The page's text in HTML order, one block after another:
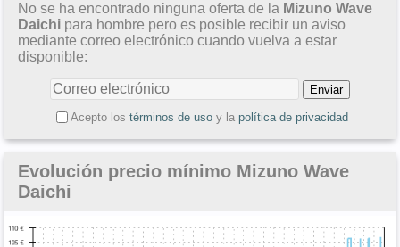
No se ha encontrado ninguna oferta de la Mizuno Wave
Daichi para hombre pero es posible recibir un aviso
mediante correo electrónico cuando vuelva a estar
disponible:
Acepto los términos de usoy la política de privacidad
Evolución precio mínimo Mizuno Wave
Daichi